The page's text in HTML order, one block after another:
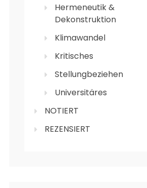
Hermeneutik &
Dekonstruktion
Klimawandel
Kritisches
Stellungbeziehen
Universitäres
NOTIERT
REZENSIERT